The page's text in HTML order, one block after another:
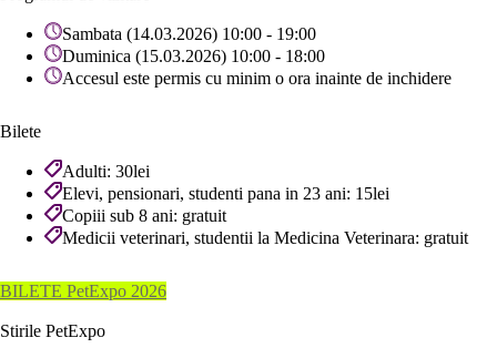
Sambata (14.03.2026) 10:00 - 19:00
Duminica (15.03.2026) 10:00 - 18:00
Accesul este permis cu minim o ora inainte de inchidere
Bilete
Adulti: 30lei
Elevi, pensionari, studenti pana in 23 ani: 15lei
Copiii sub 8 ani: gratuit
Medicii veterinari, studentii la Medicina Veterinara: gratuit
BILETE PetExpo 2026
Stirile PetExpo